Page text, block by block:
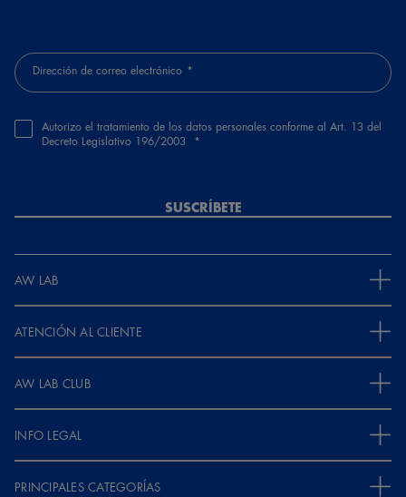
Dirección de correo electrónico
Autorizo el tratamiento de los datos personales conforme al Art. 13 del
Decreto Legislativo 196/2003
SUSCRÍBETE
AW LAB
ATENCIÓN AL CLIENTE
AW LAB CLUB
INFO LEGAL
PRINCIPALES CATEGORÍAS